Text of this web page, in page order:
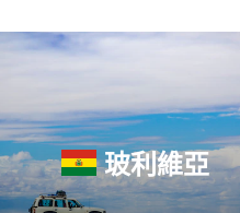
玻利維亞